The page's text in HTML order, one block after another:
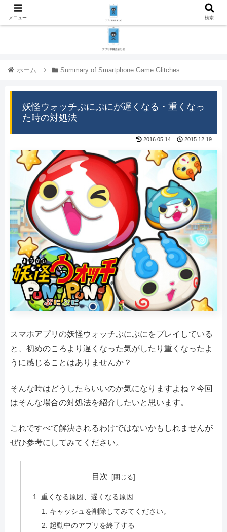
ホーム Summary of Smartphone Game Glitches
妖怪ウォッチぷにぷにが遅くなる・重くなっ
た時の対処法
2016.05.14 2015.12.19
スマホアプリの妖怪ウォッチぷにぷにをプレイしている
と、初めのころより遅くなった気がしたり重くなったよ
うに感じることはありませんか？
そんな時はどうしたらいいのか気になりますよね？今回
はそんな場合の対処法を紹介したいと思います。
これですべて解決されるわけではないかもしれませんが
ぜひ参考にしてみてください。
目次
重くなる原因、遅くなる原因
キャッシュを削除してみてください。
起動中のアプリを終了する
メニュー 検索